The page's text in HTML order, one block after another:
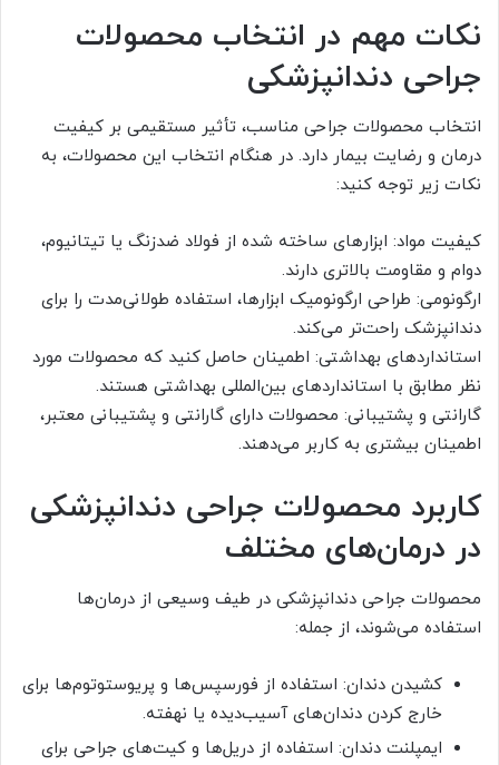
نکات مهم در انتخاب محصولات
جراحی دندانپزشکی
انتخاب محصولات جراحی مناسب، تأثیر مستقیمی بر کیفیت
درمان و رضایت بیمار دارد. در هنگام انتخاب این محصولات، به
نکات زیر توجه کنید:
کیفیت مواد: ابزارهای ساخته شده از فولاد ضدزنگ یا تیتانیوم،
دوام و مقاومت بالاتری دارند.
ارگونومی: طراحی ارگونومیک ابزارها، استفاده طولانی‌مدت را برای
دندانپزشک راحت‌تر می‌کند.
استانداردهای بهداشتی: اطمینان حاصل کنید که محصولات مورد
نظر مطابق با استانداردهای بین‌المللی بهداشتی هستند.
گارانتی و پشتیبانی: محصولات دارای گارانتی و پشتیبانی معتبر،
اطمینان بیشتری به کاربر می‌دهند.
کاربرد محصولات جراحی دندانپزشکی
در درمان‌های مختلف
محصولات جراحی دندانپزشکی در طیف وسیعی از درمان‌ها
استفاده می‌شوند، از جمله:
کشیدن دندان: استفاده از فورسپس‌ها و پریوستوتوم‌ها برای
خارج کردن دندان‌های آسیب‌دیده یا نهفته.
ایمپلنت دندان: استفاده از دریل‌ها و کیت‌های جراحی برای